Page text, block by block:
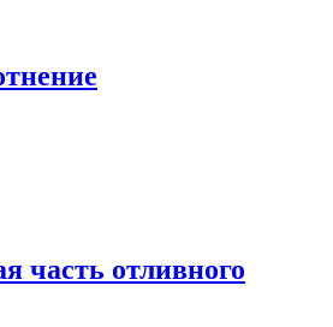
часть отливного